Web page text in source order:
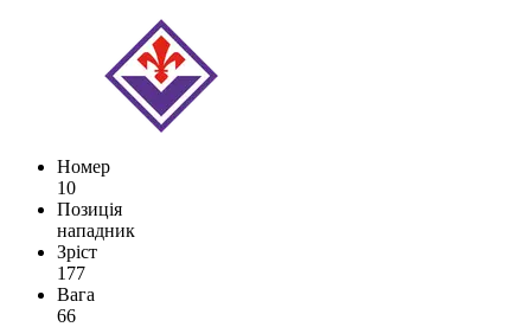
Номер
10
Позиція
нападник
Зріст
177
Вага
66